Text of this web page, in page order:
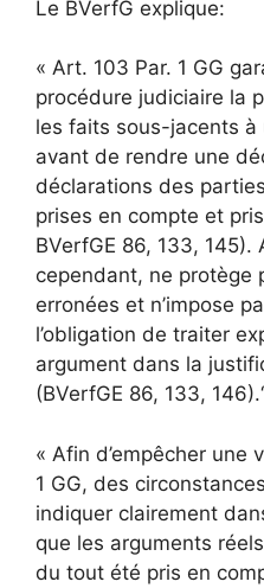
Le BVerfG explique:
« Art. 103 Par. 1 GG
procédure judiciaire la
les faits sous-jacents
avant de rendre une
déclarations des
prises en compte et
BVerfGE 86, 133, 145).
cependant, ne protège
erronées et n’impose
l’obligation de traiter
argument dans la
(BVerfGE 86, 133,
« Afin d’empêcher une
1 GG, des
indiquer clairement
que les arguments
du tout été pris en